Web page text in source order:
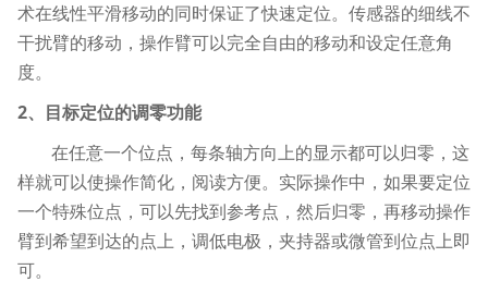
术在线性平滑移动的同时保证了快速定位。传感器的细线不
干扰臂的移动，操作臂可以完全自由的移动和设定任意角
度。
2、目标定位的调零功能
在任意一个位点，每条轴方向上的显示都可以归零，这
样就可以使操作简化，阅读方便。实际操作中，如果要定位
一个特殊位点，可以先找到参考点，然后归零，再移动操作
臂到希望到达的点上，调低电极，夹持器或微管到位点上即
可。